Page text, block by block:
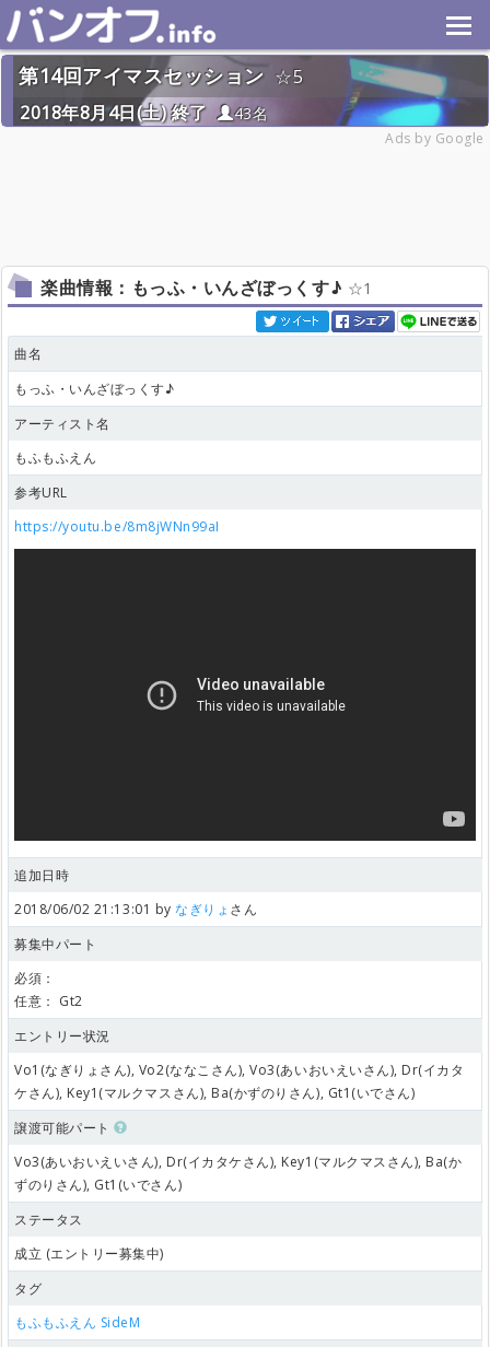
第14回アイマスセッション
5
2018年8月4日(土) 終了
43名
Ads by Google
楽曲情報：もっふ・いんざぼっくす♪ 1
曲名
もっふ・いんざぼっくす♪
アーティスト名
もふもふえん
参考URL
https://youtu.be/8m8jWNn99aI
追加日時
2018/06/02 21:13:01 byなぎりょ さん
募集中パート
必須：
任意： Gt2
エントリー状況
Vo1(なぎりょさん), Vo2(ななこさん), Vo3(あいおいえいさん), Dr(イカタ
ケさん), Key1(マルクマスさん), Ba(かずのりさん), Gt1(いでさん)
譲渡可能パート
Vo3(あいおいえいさん), Dr(イカタケさん), Key1(マルクマスさん), Ba(か
ずのりさん), Gt1(いでさん)
ステータス
成立 (エントリー募集中)
タグ
もふもふえん SideM